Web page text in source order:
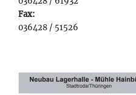
Fax:
036428 / 51526